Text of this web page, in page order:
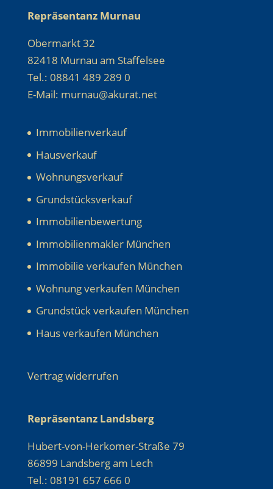
Repräsentanz Murnau
Obermarkt 32
82418 Murnau am Staffelsee
Tel.: 08841 489 289 0
E-Mail: murnau@akurat.net
Immobilienverkauf
Hausverkauf
Wohnungsverkauf
Grundstücksverkauf
Immobilienbewertung
Immobilienmakler München
Immobilie verkaufen München
Wohnung verkaufen München
Grundstück verkaufen München
Haus verkaufen München
Vertrag widerrufen
Repräsentanz Landsberg
Hubert-von-Herkomer-Straße 79
86899 Landsberg am Lech
Tel.: 08191 657 666 0